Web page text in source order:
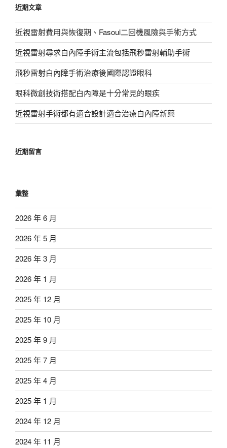
字:
近期文章
近視雷射費用與恢復期、Fasoul二回機風險與手術方式
近視雷射尋求白內障手術主流包括飛秒雷射輔助手術
飛秒雷射白內障手術治療後國際認證眼科
眼科微創技術搭配白內障是十分常見的眼疾
近視雷射手術都有適合設計適合治療白內障新藥
近期留言
彙整
2026 年 6 月
2026 年 5 月
2026 年 3 月
2026 年 1 月
2025 年 12 月
2025 年 10 月
2025 年 9 月
2025 年 7 月
2025 年 4 月
2025 年 1 月
2024 年 12 月
2024 年 11 月